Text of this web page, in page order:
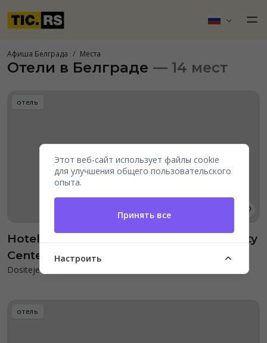
Афиша Белграда Места
Отели в Белграде — 14 мест
отель
Hotel Courtyard by Marriott Belgrade City
Center
Dositejeva 1
отель
Этот веб-сайт использует файлы cookie
для улучшения общего пользовательского
опыта.
Принять все
Настроить